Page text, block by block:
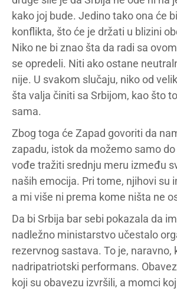
kako joj bude. Jedino tako ona će
konflikta, što će je držati u blizini
Niko ne bi znao šta da radi sa
se opredeli. Niti ako ostane
nije. U svakom slučaju, niko od
šta valja činiti sa Srbijom, kao što
sama.
Zbog toga će Zapad govoriti da
zapadu, istok da možemo samo
vođe tražiti srednju meru između
naših emocija. Pri tome, njihovi su
a mi više ni prema kome ništa ne
Da bi Srbija bar sebi pokazala da
nadležno ministarstvo učestalo
rezervnog sastava. To je, naravno,
nadripatriotski performans.
koji su obavezu izvršili, a momci